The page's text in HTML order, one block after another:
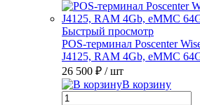
Быстрый просмотр
POS-терминал Poscenter
J4125, RAM 4Gb, eMMC
26 500 ₽ / шт
В корзину